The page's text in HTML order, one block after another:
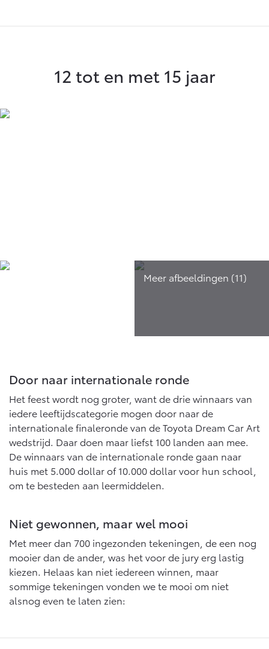
12 tot en met 15 jaar
Door naar internationale ronde
Het feest wordt nog groter, want de drie winnaars van
iedere leeftijdscategorie mogen door naar de
internationale finaleronde van de Toyota Dream Car Art
wedstrijd. Daar doen maar liefst 100 landen aan mee.
De winnaars van de internationale ronde gaan naar
huis met 5.000 dollar of 10.000 dollar voor hun school,
om te besteden aan leermiddelen.
Niet gewonnen, maar wel mooi
Met meer dan 700 ingezonden tekeningen, de een nog
mooier dan de ander, was het voor de jury erg lastig
kiezen. Helaas kan niet iedereen winnen, maar
sommige tekeningen vonden we te mooi om niet
alsnog even te laten zien: